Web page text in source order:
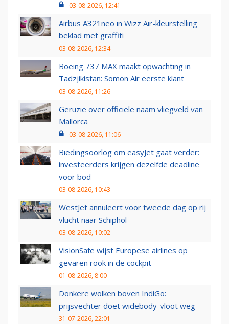
03-08-2026, 12:41
Airbus A321neo in Wizz Air-kleurstelling
beklad met graffiti
03-08-2026, 12:34
Boeing 737 MAX maakt opwachting in
Tadzjikistan: Somon Air eerste klant
03-08-2026, 11:26
Geruzie over officiële naam vliegveld van
Mallorca
03-08-2026, 11:06
Biedingsoorlog om easyJet gaat verder:
investeerders krijgen dezelfde deadline
voor bod
03-08-2026, 10:43
WestJet annuleert voor tweede dag op rij
vlucht naar Schiphol
03-08-2026, 10:02
VisionSafe wijst Europese airlines op
gevaren rook in de cockpit
01-08-2026, 8:00
Donkere wolken boven IndiGo:
prijsvechter doet widebody-vloot weg
31-07-2026, 22:01